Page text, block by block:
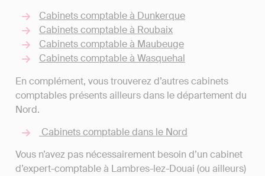
Cabinets comptable à Dunkerque
Cabinets comptable à Roubaix
Cabinets comptable à Maubeuge
Cabinets comptable à Wasquehal
En complément, vous trouverez d’autres cabinets
comptables présents ailleurs dans le département du
Nord.
Cabinets comptable dans le Nord
Vous n’avez pas nécessairement besoin d’un cabinet
d’expert-comptable à Lambres-lez-Douai (ou ailleurs)